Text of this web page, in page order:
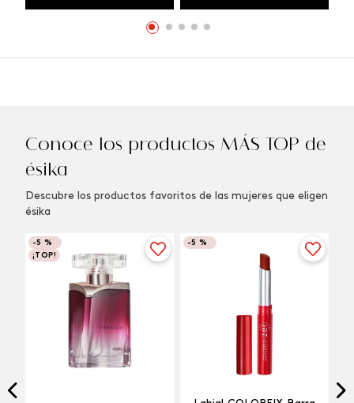
Conoce los productos MÁS TOP de
ésika
Descubre los productos favoritos de las mujeres que eligen
ésika
-5 %
¡TOP!
-5 %